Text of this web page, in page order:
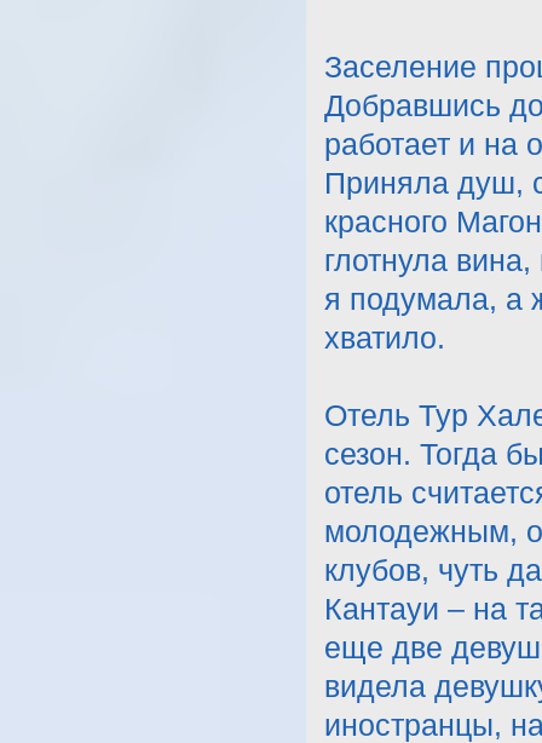
Заселение
Добравшись
работает и на
Приняла душ,
красного
глотнула
я подумала, а
хватило.
Отель Тур
сезон. Тогда
отель
молодежным,
клубов, чуть
Кантауи – на
еще две
видела
иностранцы,